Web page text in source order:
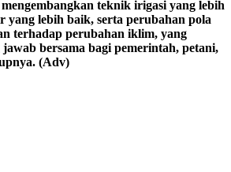
teknik irigasi yang lebih
yang lebih baik, serta perubahan pola
terhadap perubahan iklim, yang
bersama bagi pemerintah, petani,
(Adv)